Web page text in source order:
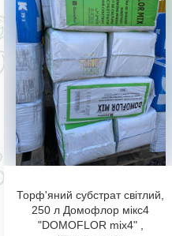
Торф'яний субстрат світлий,
250 л Домофлор мікс4
"DOMOFLOR mix4" ,